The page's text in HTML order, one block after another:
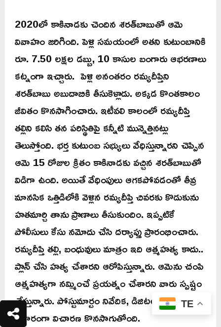
2020లో కాకినాడకు చెందిన శరత్‌బాబుతో ఆమె
వివాహం జరిగింది. పెళ్లి సమయంలో అతని కుటుంబానికి
రూ. 7.50 లక్షల డబ్బు, 10 కాసుల బంగారు ఆభరణాలు
కట్నంగా ఇచ్చారు. పెళ్లి అనంతరం రమ్యదీప్తిని
శరత్‌బాబు అబుదాబికి తీసుకెళ్లాడు. అక్కడ కొంతకాలం
జీవితం కొనసాగించారు. ఇటీవలి కాలంలో రమ్యదీప్తి
తల్లిని కలిసి తన పరిస్థితిపై కన్నీటి మున్నెత్తినట్లు
తెలుస్తోంది. భర్త కుటుంబ సభ్యులు వేధిస్తున్నారని చెప్పిన
ఆమె 15 రోజుల క్రితం కాకినాడకు వచ్చిన శరత్‌బాబుతో
విడిగా ఉంది. అయితే వేధింపులు ఆగకపోవడంతో తీవ్ర
మానసిక ఒత్తిడిలోకి వెళ్లిన రమ్యదీప్తి చివరకు కొడుకును
హతమార్చి తాను ప్రాణాలు తీసుకుందిం. ఇప్పటికే
పోలీసులు కేసు నమోదు చేసి దర్యాప్తు ప్రారంభించారు.
రమ్యదీప్తి తల్లి, బంధువులు మాత్రం ఇది ఆత్మహత్య కాదు..
ప్లాన్ చేసి హత్య చేశారని ఆరోపిస్తున్నారు. ఆమెను చంపి
ఆత్మహత్యగా నమ్మించే ప్రయత్నం చేశారని వారు స్పష్టం
చేస్తున్నారు. పోస్టుమార్టం నివేదిక, డిజిటల్ ఆధారాల
ఆధారంగా విచారణ కొనసాగుతోంది.
TE